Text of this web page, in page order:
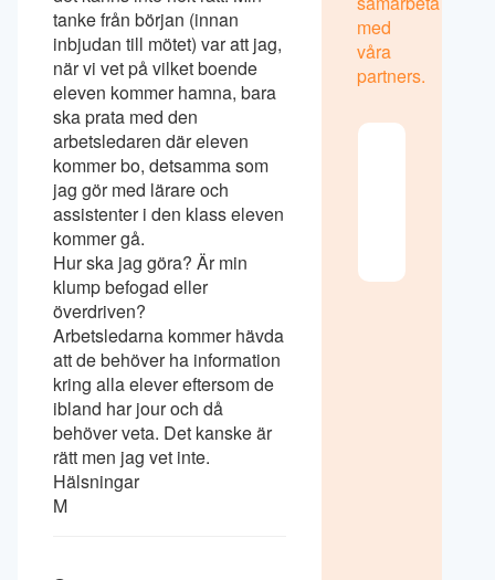
tanke från början (innan
inbjudan till mötet) var att jag,
när vi vet på vilket boende
eleven kommer hamna, bara
ska prata med den
arbetsledaren där eleven
kommer bo, detsamma som
jag gör med lärare och
assistenter i den klass eleven
kommer gå.
Hur ska jag göra? Är min
klump befogad eller
överdriven?
Arbetsledarna kommer hävda
att de behöver ha information
kring alla elever eftersom de
ibland har jour och då
behöver veta. Det kanske är
rätt men jag vet inte.
Hälsningar
M
med
våra
partners.